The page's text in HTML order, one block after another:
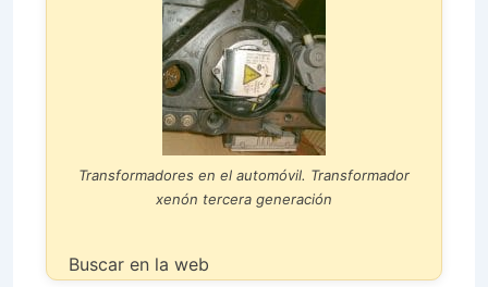
Transformadores en el automóvil. Transformador
xenón tercera generación
Buscar en la web